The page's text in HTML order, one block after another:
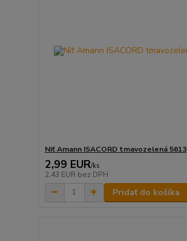
Niť Amann ISACORD tmavozelená 5613
2,99 EUR/ks
2,43 EUR bez DPH
Pridať do košíka